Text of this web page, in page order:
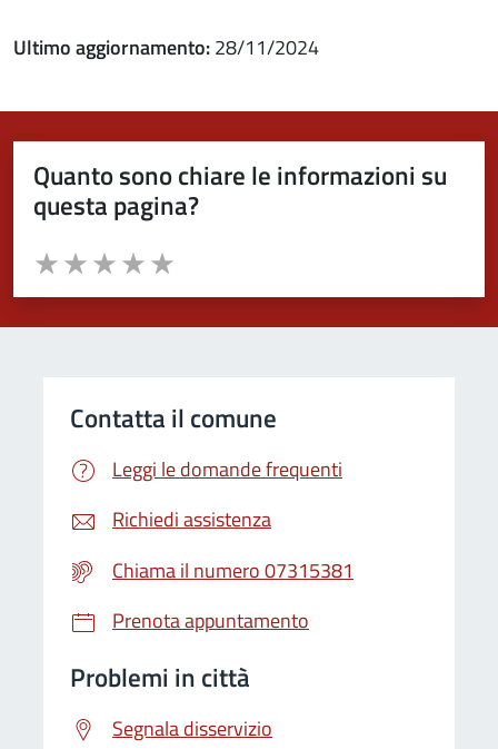
Ultimo aggiornamento:28/11/2024
Quanto sono chiare le informazioni su
questa pagina?
Valuta da 1 a 5 stelle la pagina
Valuta 5 stelle su 5
Valuta 4 stelle su 5
Valuta 3 stelle su 5
Valuta 2 stelle su 5
Valuta 1 stelle su 5
Contatta il comune
Leggi le domande frequenti
Richiedi assistenza
Chiama il numero 07315381
Prenota appuntamento
Problemi in città
Segnala disservizio